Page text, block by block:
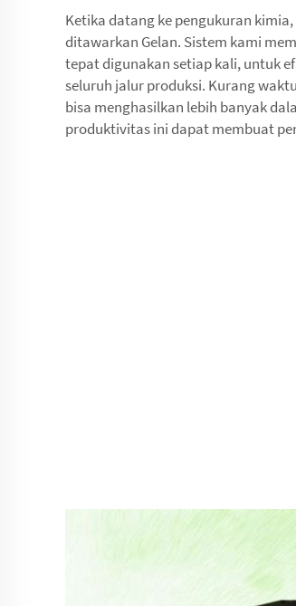
Ketika datang ke pengukuran
ditawarkan Gelan. Sistem kami
tepat digunakan setiap kali, untuk
seluruh jalur produksi. Kurang
bisa menghasilkan lebih banyak
produktivitas ini dapat membuat